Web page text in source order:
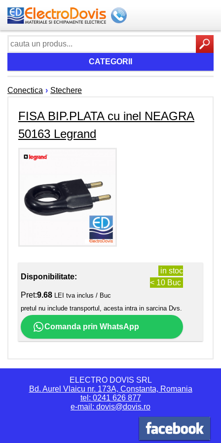
CATEGORII
Conectica › Stechere
FISA BIP.PLATA cu inel NEAGRA
50163 Legrand
Disponibilitate:
in stoc
< 10 Buc
Pret:9.68 LEI tva inclus / Buc
pretul nu include transportul, acesta intra in sarcina Dvs.
Comanda prin WhatsApp
ELECTRO DOVIS SRL
Bd. Aurel Vlaicu nr. 173A, Constanta, Romania
tel: 0241 626 877
e-mail: dovis@dovis.ro